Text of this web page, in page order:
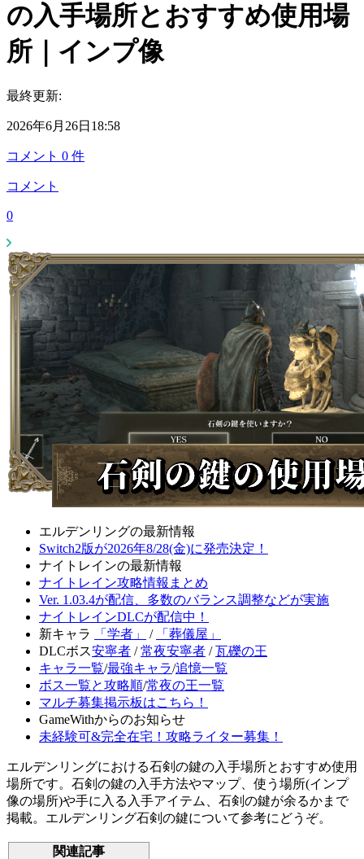
の入手場所とおすすめ使用場
所｜インプ像
最終更新:
2026年6月26日18:58
コメント 0 件
コメント
0
エルデンリングの最新情報
Switch2版が2026年8/28(金)に発売決定！
ナイトレインの最新情報
ナイトレイン攻略情報まとめ
Ver. 1.03.4が配信、多数のバランス調整などが実施
ナイトレインDLCが配信中！
新キャラ
「学者」 /
「葬儀屋」
DLCボス安寧者 /常夜安寧者 /瓦礫の王
キャラ一覧/最強キャラ/追憶一覧
ボス一覧と攻略順/常夜の王一覧
マルチ募集掲示板はこちら！
GameWithからのお知らせ
未経験可&完全在宅！攻略ライター募集！
エルデンリングにおける石剣の鍵の入手場所とおすすめ使用
場所です。石剣の鍵の入手方法やマップ、使う場所(インプ
像の場所)や手に入る入手アイテム、石剣の鍵が余るかまで
掲載。エルデンリング石剣の鍵について参考にどうぞ。
関連記事